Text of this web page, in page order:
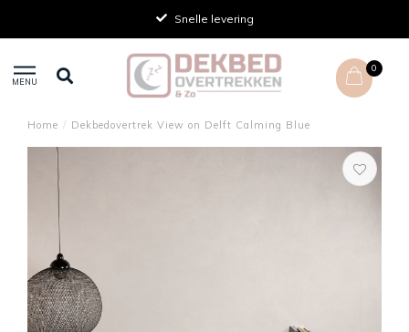
Snelle levering
MENU
0
Home / Dekbedovertrek View on Delft Calming Blue